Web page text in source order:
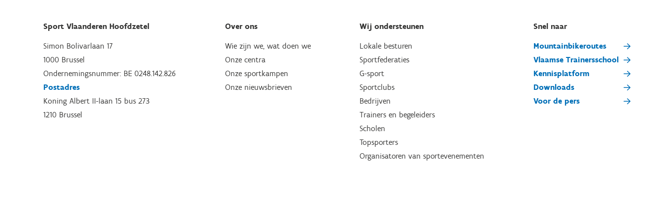
Sport Vlaanderen Hoofdzetel
Simon Bolivarlaan 17
1000 Brussel
Ondernemingsnummer: BE 0248.142.826
Postadres
Koning Albert II-laan 15 bus 273
1210 Brussel
Over ons
Wie zijn we, wat doen we
Onze centra
Onze sportkampen
Onze nieuwsbrieven
Wij ondersteunen
Lokale besturen
Sportfederaties
G-sport
Sportclubs
Bedrijven
Trainers en begeleiders
Scholen
Topsporters
Organisatoren van sportevenementen
Snel naar
Mountainbikeroutes
Vlaamse Trainersschool
Kennisplatform
Downloads
Voor de pers